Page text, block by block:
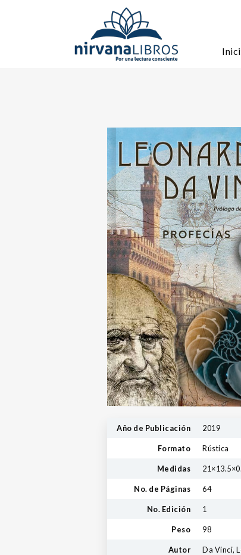
Año de Publicación 2019
Formato Rústica
Medidas
No. de Páginas 64
No. Edición 1
Peso 98
Autor Da Vinci,